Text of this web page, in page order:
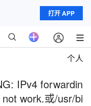
打开 APP
个人
IPv4 forwardin
work.或/usr/bi